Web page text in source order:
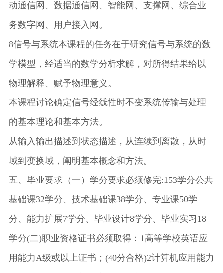
动通信网、数据通信网、智能网、支撑网、综合业
务数字网、用户接入网。
8信号与系统本课程的任务在于研究信号与系统的数
学模型，经适当的数学分析求解，对所得结果给以
物理解释、赋予物理意义。
本课程讨论确定信号经线性时不变系统传输与处理
的基本理论和基本方法。
从输入输出描述到状态描述，从连续到离散，从时
域到变换域，阐明基本概念和方法。
五、毕业要求（一）学分要求必须修完:153学分公共
基础课32学分、技术基础课38学分、专业课50学
分、能力扩展7学分、毕业设计8学分、毕业实习18
学分(二)职业资格证书必须取得：1高等学校英语应
用能力A级或以上证书；(40分合格)2计算机应用能力